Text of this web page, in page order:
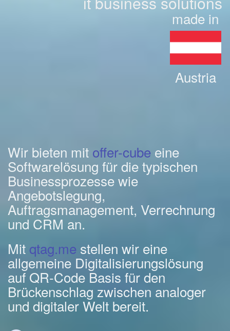
made in
Austria
Wir bieten mit offer-cube eine
Softwarelösung für die typischen
Businessprozesse wie
Angebotslegung,
Auftragsmanagement, Verrechnung
und CRM an.
Mit qtag.me stellen wir eine
allgemeine Digitalisierungslösung
auf QR-Code Basis für den
Brückenschlag zwischen analoger
und digitaler Welt bereit.